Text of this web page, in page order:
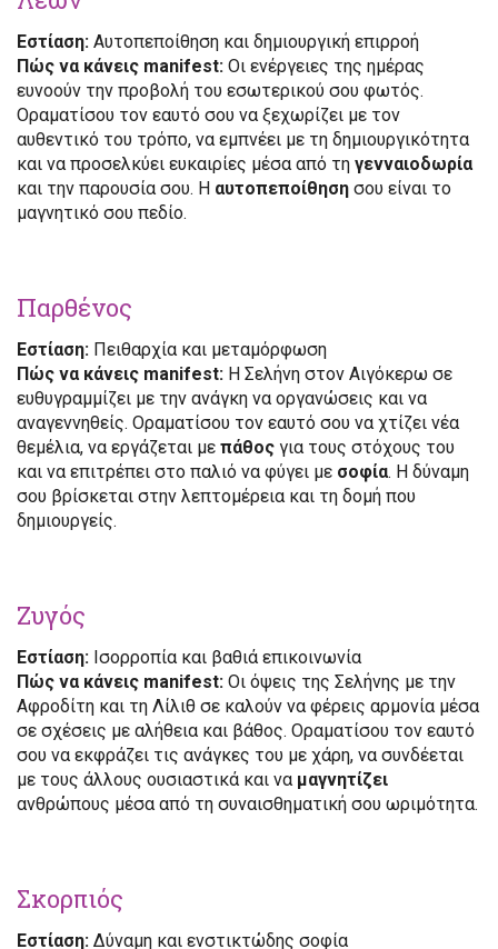
Εστίαση: Αυτοπεποίθηση και δημιουργική επιρροή
Πώς να κάνεις manifest: Οι ενέργειες της ημέρας
ευνοούν την προβολή του εσωτερικού σου φωτός.
Οραματίσου τον εαυτό σου να ξεχωρίζει με τον
αυθεντικό του τρόπο, να εμπνέει με τη δημιουργικότητα
και να προσελκύει ευκαιρίες μέσα από τη γενναιοδωρία
και την παρουσία σου. Η αυτοπεποίθηση σου είναι το
μαγνητικό σου πεδίο.
Παρθένος
Εστίαση: Πειθαρχία και μεταμόρφωση
Πώς να κάνεις manifest: Η Σελήνη στον Αιγόκερω σε
ευθυγραμμίζει με την ανάγκη να οργανώσεις και να
αναγεννηθείς. Οραματίσου τον εαυτό σου να χτίζει νέα
θεμέλια, να εργάζεται με πάθος για τους στόχους του
και να επιτρέπει στο παλιό να φύγει με σοφία. Η δύναμη
σου βρίσκεται στην λεπτομέρεια και τη δομή που
δημιουργείς.
Ζυγός
Εστίαση: Ισορροπία και βαθιά επικοινωνία
Πώς να κάνεις manifest: Οι όψεις της Σελήνης με την
Αφροδίτη και τη Λίλιθ σε καλούν να φέρεις αρμονία μέσα
σε σχέσεις με αλήθεια και βάθος. Οραματίσου τον εαυτό
σου να εκφράζει τις ανάγκες του με χάρη, να συνδέεται
με τους άλλους ουσιαστικά και να μαγνητίζει
ανθρώπους μέσα από τη συναισθηματική σου ωριμότητα.
Σκορπιός
Εστίαση: Δύναμη και ενστικτώδης σοφία